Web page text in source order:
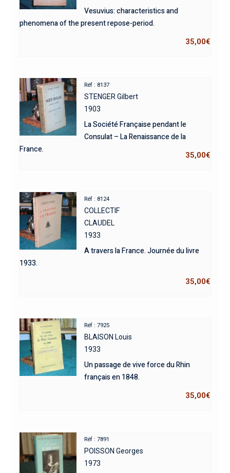
Vesuvius: characteristics and
phenomena of the present repose-period.
35,00€
Réf : 8137
STENGER Gilbert
1903
La Société Française pendant le
Consulat – La Renaissance de la
France.
35,00€
Réf : 8124
COLLECTIF
CLAUDEL
1933
A travers la France. Journée du livre
1933.
35,00€
Réf : 7925
BLAISON Louis
1933
Un passage de vive force du Rhin
français en 1848.
35,00€
Réf : 7891
POISSON Georges
1973